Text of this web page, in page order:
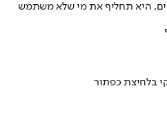
היא תחליף את מי שלא משתמש
בלחיצת כפתור